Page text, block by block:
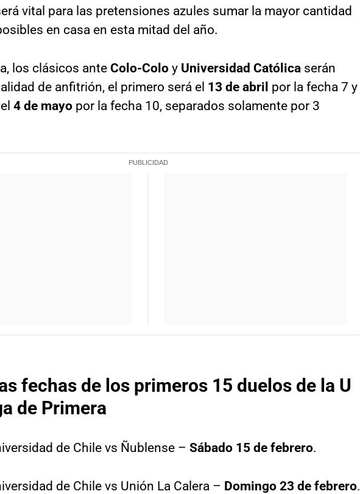
vital para las pretensiones azules sumar la mayor cantidad
en casa en esta mitad del año.
los clásicos ante Colo-Colo y Universidad Católica serán
de anfitrión, el primero será el 13 de abril por la fecha 7 y
4 de mayo por la fecha 10, separados solamente por 3
fechas de los primeros 15 duelos de la U
de Primera
de Chile vs Ñublense – Sábado 15 de febrero.
de Chile vs Unión La Calera – Domingo 23 de febrero.